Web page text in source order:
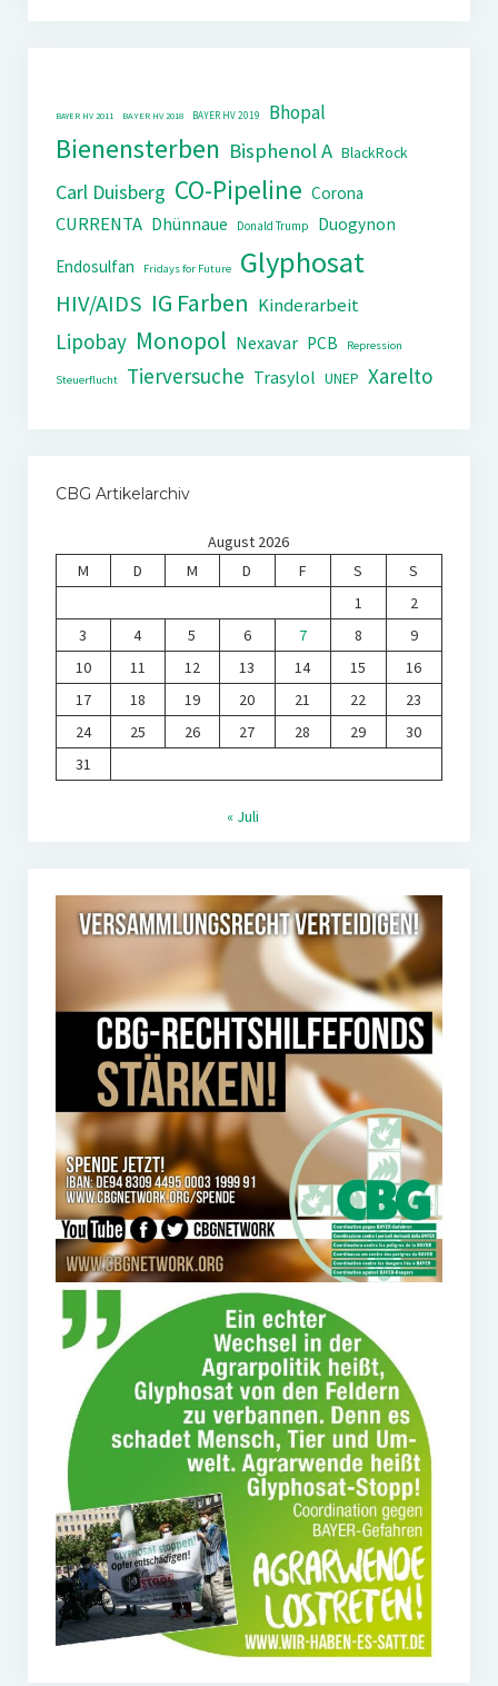
BAYER HV 2011 BAYER HV 2018 BAYER HV 2019 Bhopal
Bienensterben Bisphenol A BlackRock
Carl Duisberg CO-Pipeline Corona
CURRENTA Dhünnaue Donald Trump
Duogynon
Endosulfan
Fridays for Future Glyphosat
HIV/AIDS IG Farben Kinderarbeit
Lipobay Monopol Nexavar PCB Repression
Steuerflucht Tierversuche Trasylol UNEP Xarelto
CBG Artikelarchiv
August 2026
M
D M D F S
S
1
2
3
4 5 6 7 8
9
10
11 12 13 14 15
16
17
18 19 20 21 22
23
24
25 26 27 28 29
30
31
« Juli